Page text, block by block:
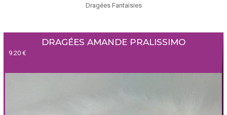
Dragées Fantaisies
DRAGÉES AMANDE PRALISSIMO
9.20 €